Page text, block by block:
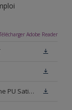
Adobe Reader
Fiche de données de sécurité Permaline PU Satin NT